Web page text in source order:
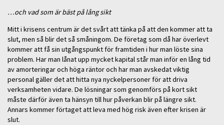
…och vad som är bäst på lång sikt
Mitt i krisens centrum är det svårt att tänka på att den kommer att ta
slut, men så blir det så småningom. De företag som då har överlevt
kommer att få sin utgångspunkt för framtiden i hur man löste sina
problem. Har man lånat upp mycket kapital står man inför en lång tid
av amorteringar och höga räntor och har man avskedat viktig
personal gäller det att hitta nya nyckelpersoner för att driva
verksamheten vidare. De lösningar som genomförs på kort sikt
måste därför även ta hänsyn till hur påverkan blir på längre sikt.
Annars kommer förtaget att leva med hög risk även efter krisen är
slut.